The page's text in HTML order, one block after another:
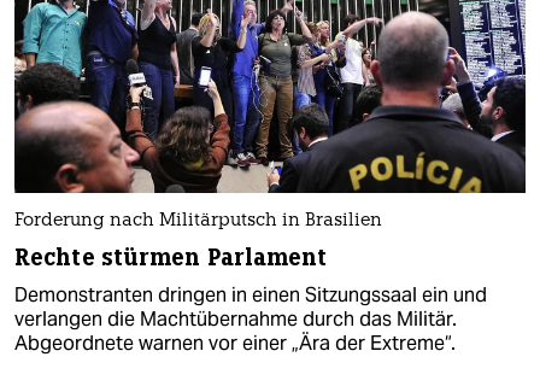
Forderung nach Militärputsch in Brasilien
Rechte stürmen Parlament
Demonstranten dringen in einen Sitzungssaal ein und
verlangen die Machtübernahme durch das Militär.
Abgeordnete warnen vor einer „Ära der Extreme“.